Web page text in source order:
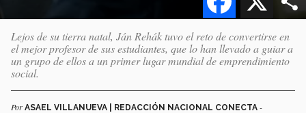
Lejos de su tierra natal, Ján Rehák tuvo el reto de convertirse en
el mejor profesor de sus estudiantes, que lo han llevado a guiar a
un grupo de ellos a un primer lugar mundial de emprendimiento
social.
Por ASAEL VILLANUEVA | REDACCIÓN NACIONAL CONECTA -